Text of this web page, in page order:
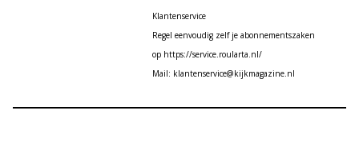
Klantenservice
Regel eenvoudig zelf je abonnementszaken
op https://service.roularta.nl/
Mail: klantenservice@kijkmagazine.nl